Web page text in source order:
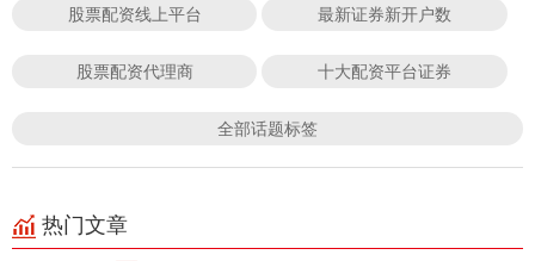
股票配资线上平台 最新证券新开户数
股票配资代理商 十大配资平台证券
全部话题标签
热门文章